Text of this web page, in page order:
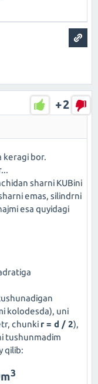
+2
keragi bor.
sharni KUBini
emas, silindrni
esa quyidagi
kolodesda), uni
chunki r = d / 2),
tushunmadim
qilib:
3